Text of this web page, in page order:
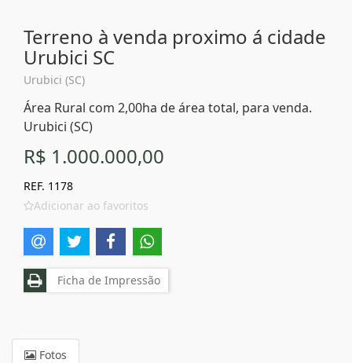
Terreno à venda proximo á cidade
Urubici SC
Urubici (SC)
Área Rural com 2,00ha de área total, para venda.
Urubici (SC)
R$ 1.000.000,00
REF. 1178
Adicionar ao favoritos
Ficha de Impressão
Fotos